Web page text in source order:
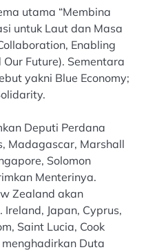
utama “Membina
untuk Laut dan Masa
Enabling
Future). Sementara
yakni Blue Economy;
Deputi Perdana
Madagascar, Marshall
Solomon
Menterinya.
Zealand akan
Japan, Cyprus,
Saint Lucia, Cook
Duta